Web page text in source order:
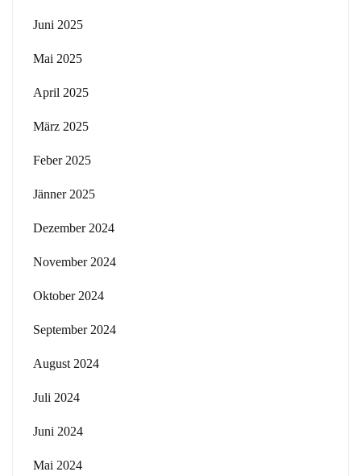
Juni 2025
Mai 2025
April 2025
März 2025
Feber 2025
Jänner 2025
Dezember 2024
November 2024
Oktober 2024
September 2024
August 2024
Juli 2024
Juni 2024
Mai 2024